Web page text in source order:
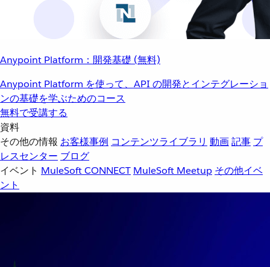
Anypoint Platform：開発基礎 (無料)
Anypoint Platform を使って、API の開発とインテグレーショ
ンの基礎を学ぶためのコース
無料で受講する
資料
その他の情報 お客様事例 コンテンツライブラリ 動画記事 プ
レスセンター ブログ
イベント MuleSoft CONNECT MuleSoft Meetup その他イベ
ント